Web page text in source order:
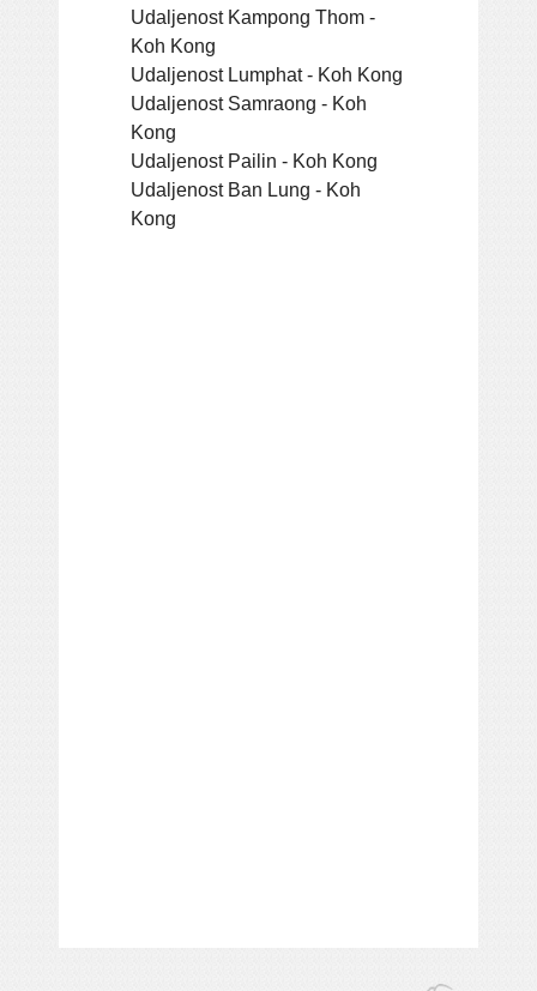
Udaljenost Kampong Thom -
Koh Kong
Udaljenost Lumphat - Koh Kong
Udaljenost Samraong - Koh
Kong
Udaljenost Pailin - Koh Kong
Udaljenost Ban Lung - Koh
Kong